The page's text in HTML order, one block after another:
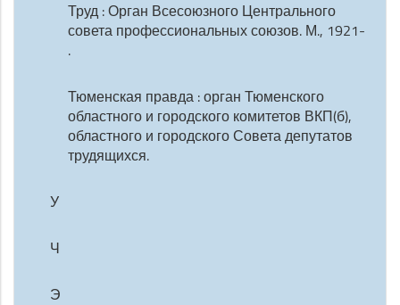
Труд : Орган Всесоюзного Центрального
совета профессиональных союзов. М., 1921-
.
Тюменская правда : орган Тюменского
областного и городского комитетов ВКП(б),
областного и городского Совета депутатов
трудящихся.
У
Ч
Э